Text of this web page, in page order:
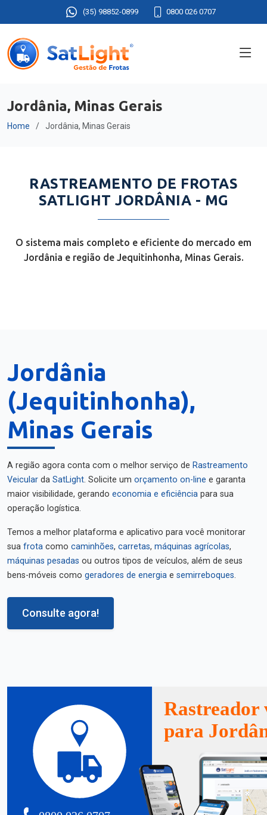
(35) 98852-0899 0800 026 0707
Jordânia, Minas Gerais
Home Jordânia, Minas Gerais
RASTREAMENTO DE FROTAS
SATLIGHT JORDÂNIA - MG
O sistema mais completo e eficiente do mercado em
Jordânia e região de Jequitinhonha, Minas Gerais.
Jordânia
(Jequitinhonha),
Minas Gerais
A região agora conta com o melhor serviço de Rastreamento
Veicular da SatLight. Solicite um orçamento on-line e garanta
maior visibilidade, gerando economia e eficiência para sua
operação logística.
Temos a melhor plataforma e aplicativo para você monitorar
sua frota como caminhões, carretas, máquinas agrícolas,
máquinas pesadas ou outros tipos de veículos, além de seus
bens-móveis como geradores de energia e semirreboques.
Consulte agora!
Rastreador
para